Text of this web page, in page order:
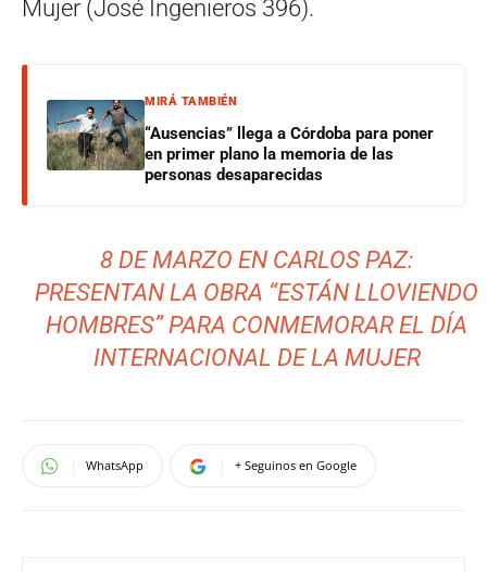
Mujer (José Ingenieros 396).
MIRÁ TAMBIÉN
“Ausencias” llega a Córdoba para poner
en primer plano la memoria de las
personas desaparecidas
8 DE MARZO EN CARLOS PAZ:
PRESENTAN LA OBRA “ESTÁN LLOVIENDO
HOMBRES” PARA CONMEMORAR EL DÍA
INTERNACIONAL DE LA MUJER
WhatsApp + Seguinos en Google